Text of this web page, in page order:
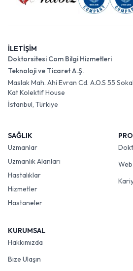
İLETİŞİM
Doktorsitesi Com Bilgi Hizmetleri
Teknoloji ve Ticaret A.Ş.
Maslak Mah. Ahi Evran Cd. A.O.S 55
Kat Kolektif House
İstanbul, Türkiye
SAĞLIK
Uzmanlar
Uzmanlık Alanları
Hastalıklar
Hizmetler
Hastaneler
KURUMSAL
Hakkımızda
Bize Ulaşın